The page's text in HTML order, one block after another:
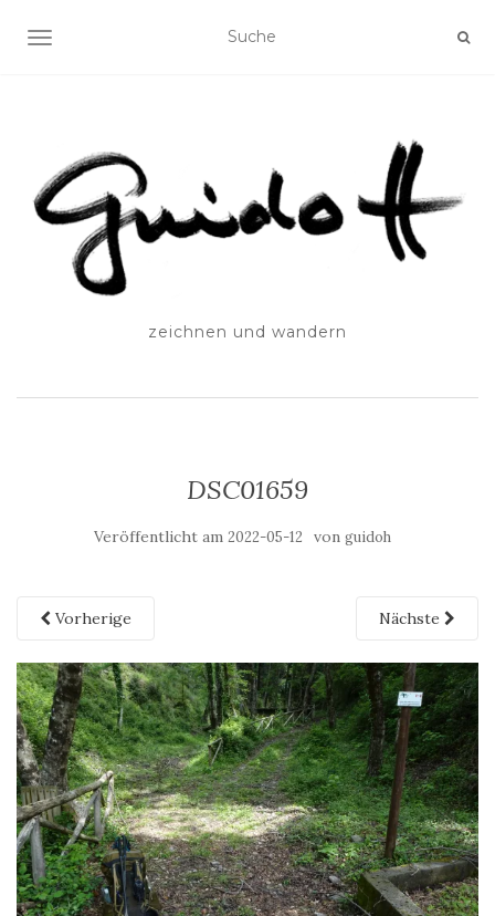
SCHALTE NAVIGATION
zeichnen und wandern
DSC01659
Veröffentlicht am 2022-05-12 von guidoh
Vorherige Nächste